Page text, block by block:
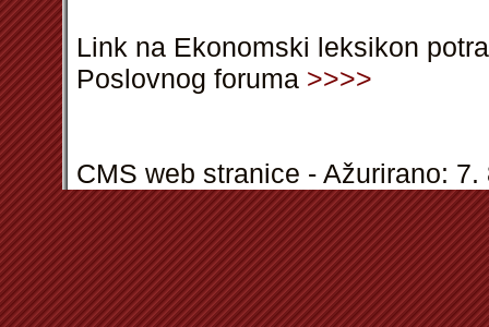
Link na Ekonomski leksikon
Poslovnog foruma >>>>
CMS web stranice - Ažurirano: 7.